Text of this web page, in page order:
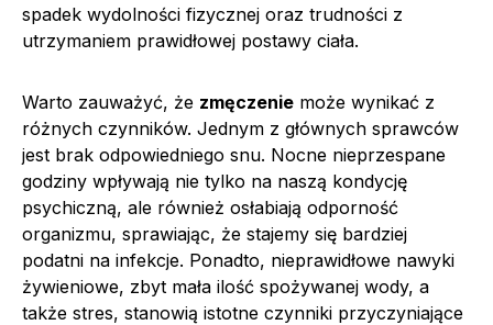
spadek wydolności fizycznej oraz trudności z
utrzymaniem prawidłowej postawy ciała.
Warto zauważyć, że zmęczenie może wynikać z
różnych czynników. Jednym z głównych sprawców
jest brak odpowiedniego snu. Nocne nieprzespane
godziny wpływają nie tylko na naszą kondycję
psychiczną, ale również osłabiają odporność
organizmu, sprawiając, że stajemy się bardziej
podatni na infekcje. Ponadto, nieprawidłowe nawyki
żywieniowe, zbyt mała ilość spożywanej wody, a
także stres, stanowią istotne czynniki przyczyniające